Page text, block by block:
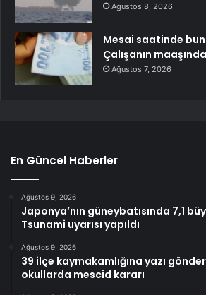
Ağustos 8, 2026
Mesai saatinde
Çalışanın
Ağustos 7, 2026
En Güncel Haberler
Ağustos 9, 2026
Japonya’nın güneybatısında 7,1
Tsunami uyarısı yapıldı
Ağustos 9, 2026
39 ilçe kaymakamlığına yazı
okullarda mescid kararı